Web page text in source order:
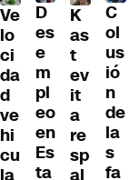
Ve
lo
ci
da
d
ve
hi
cu
la
D
es
e
m
pl
eo
en
Es
ta
K
as
t
ev
it
a
re
sp
al
C
ol
us
ió
n
de
la
s
fa